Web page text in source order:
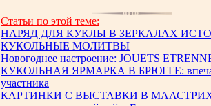
Статьи по этой теме:
НАРЯД ДЛЯ КУКЛЫ В ЗЕРКАЛАХ
КУКОЛЬНЫЕ МОЛИТВЫ
Новогоднее настроение: JOUETS
КУКОЛЬНАЯ ЯРМАРКА В БРЮГГЕ:
участника
КАРТИНКИ С ВЫСТАВКИ В